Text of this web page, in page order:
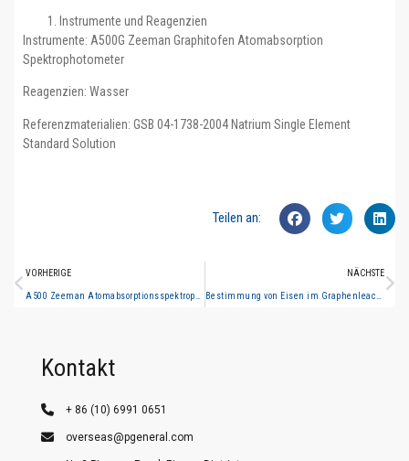
Instrumente und Reagenzien
Instrumente: A500G Zeeman Graphitofen Atomabsorption
Spektrophotometer
Reagenzien: Wasser
Referenzmaterialien: GSB 04-1738-2004 Natrium Single Element
Standard Solution
Teilen an:
VORHERIGE NÄCHSTE
Kontakt
+ 86 (10) 6991 0651
overseas@pgeneral.com